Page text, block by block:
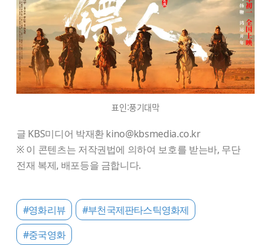
표인:풍기대막
글 KBS미디어 박재환 kino@kbsmedia.co.kr
※ 이 콘텐츠는 저작권법에 의하여 보호를 받는바, 무단
전재 복제, 배포등을 금합니다.
#영화리뷰
#부천국제판타스틱영화제
#중국영화